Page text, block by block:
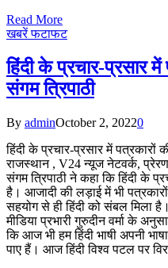
Read More
खबरें फटाफट
हिंदी के प्रचार-प्रसार
संगम त्रिपाठी
By adminOctober 2, 20220
हिंदी के प्रचार-प्रसार में पत्रकारों
राजस्थान , V24 न्यूज नेटवर्क,
संगम त्रिपाठी ने कहा कि हिंदी के
है। आजादी की लड़ाई में भी
सहयोग से ही हिंदी को संबल मिला
मीडिया प्रभारी गुरुदीन वर्मा के
कि आज भी हम हिंदी भाषी अपनी
पाए हैं। आज हिंदी विश्व पटल पर